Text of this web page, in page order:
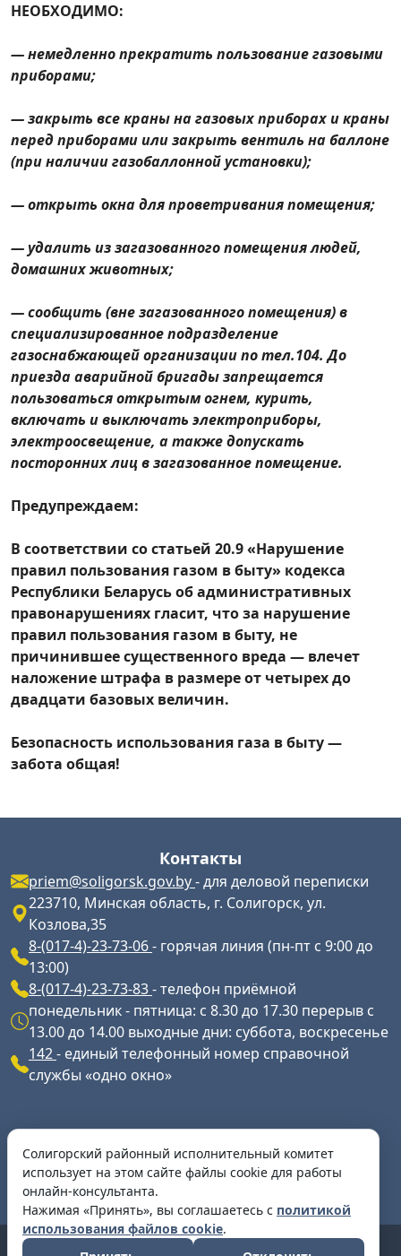
НЕОБХОДИМО:
— немедленно прекратить пользование газовыми
приборами;
— закрыть все краны на газовых приборах и краны
перед приборами или закрыть вентиль на баллоне
(при наличии газобаллонной установки);
— открыть окна для проветривания помещения;
— удалить из загазованного помещения людей,
домашних животных;
— сообщить (внезагазованного помещения) в
специализированное подразделение
газоснабжающей организации потел.104. До
приезда аварийной бригады запрещается
пользоваться открытым огнем, курить,
включать и выключать электроприборы,
электроосвещение, а также допускать
посторонних лиц в загазованное помещение.
Предупреждаем:
В соответствии со статьей 20.9 «Нарушение
правил пользования газом в быту» кодекса
Республики Беларусь об административных
правонарушениях гласит, что за нарушение
правил пользования газом в быту, не
причинившее существенного вреда — влечет
наложение штрафа в размере от четырех до
двадцати базовых величин.
Безопасность использования газа в быту —
забота общая!
Контакты
priem@soligorsk.gov.by- для деловой переписки
223710, Минская область, г. Солигорск, ул.
Козлова,35
8-(017-4)-23-73-06- горячая линия (пн-пт с 9:00 до
13:00)
8-(017-4)-23-73-83- телефон приёмной
понедельник - пятница: с 8.30 до 17.30 перерыв с
13.00 до 14.00 выходные дни: суббота, воскресенье
142- единый телефонный номер справочной
службы «одно окно»
Разработка и сопровождение -УП
"Информационное агентство "Минская правда"
Солигорский районный исполнительный комитет
использует на этом сайте файлы cookie для работы
онлайн-консультанта.
Нажимая «Принять», вы соглашаетесь с политикой
использования файлов cookie.